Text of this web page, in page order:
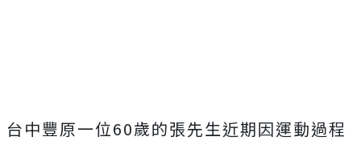
台中豐原一位60歲的張先生近期因運動過程